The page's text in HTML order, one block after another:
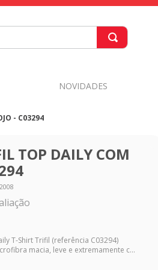
NOVIDADES
- C03294
TOP DAILY COM
T-Shirt Trifil (referência C03294)
macia, leve e extremamente c...